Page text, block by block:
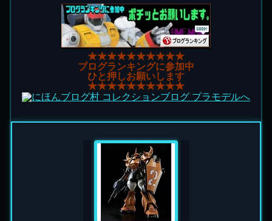
★★★★★★★★★★
ブログランキングに参加中
ひと押しお願いします
★★★★★★★★★★